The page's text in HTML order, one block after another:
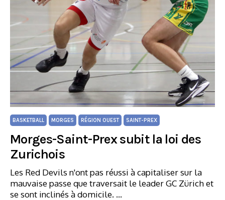
BASKETBALL MORGES RÉGION OUEST SAINT-PREX
Morges-Saint-Prex subit la loi des
Zurichois
Les Red Devils n'ont pas réussi à capitaliser sur la
mauvaise passe que traversait le leader GC Zürich et
se sont inclinés à domicile. …